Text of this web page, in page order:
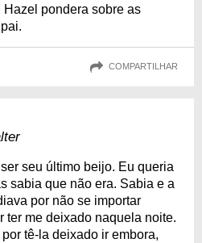
Hazel pondera sobre as
COMPARTILHAR
seu último beijo. Eu queria
sabia que não era. Sabia e a
por não se importar
ter me deixado naquela noite.
tê-la deixado ir embora,